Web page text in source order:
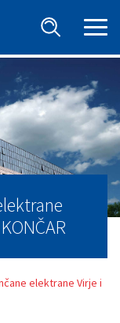
elektrane Virje i